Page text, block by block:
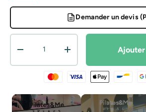
Demander un devis
Diminuer la quantitéAugmenter la quantité